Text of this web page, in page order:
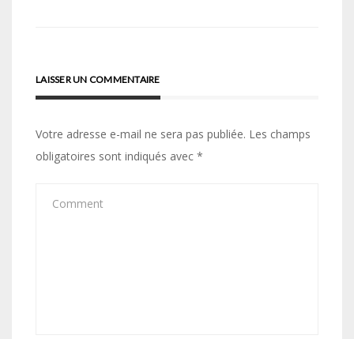
LAISSER UN COMMENTAIRE
Votre adresse e-mail ne sera pas publiée. Les champs
obligatoires sont indiqués avec *